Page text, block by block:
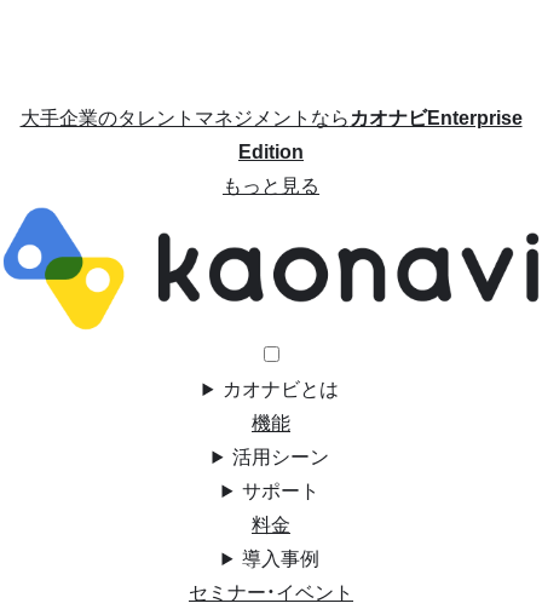
大手企業のタレントマネジメントならカオナビEnterprise
Edition
もっと見る
カオナビとは
機能
活用シーン
サポート
料金
導入事例
セミナー・イベント